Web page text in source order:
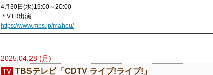
4月30日(水)19:00～20:00
＊VTR出演
https://www.mbs.jp/mahou/
2025.04.28 (月)
TV TBSテレビ「CDTV ライブ!ライブ!」